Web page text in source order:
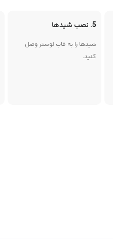
5. نصب شیدها
شیدها را به قاب لوستر وصل
کنید.